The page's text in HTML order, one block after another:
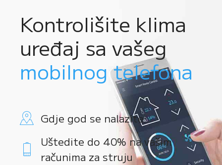
Kontrolišite klima
uređaj sa vašeg
mobilnog telefona
Gdje god se nalazite
Uštedite do 40% na vašim
računima za struju